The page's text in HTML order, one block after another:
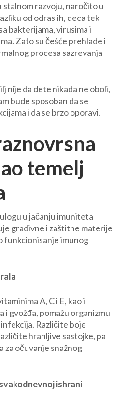
stalnom razvoju, naročito u
od odraslih, deca tek
bakterijama, virusima i
Zato su češće prehlade i
procesa sazrevanja
nije da dete nikada ne oboli,
bude sposoban da se
i da se brzo oporavi.
temelj
u jačanju imuniteta
gradivne i zaštitne materije
funkcionisanje imunog
A, C i E, kao i
i gvožđa, pomažu organizmu
Različite boje
hranljive sastojke, pa
za očuvanje snažnog
ishrani